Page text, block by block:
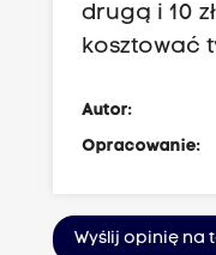
drugą i 10
kosztować
Autor:
Opracowanie:
Wyślij opinię na